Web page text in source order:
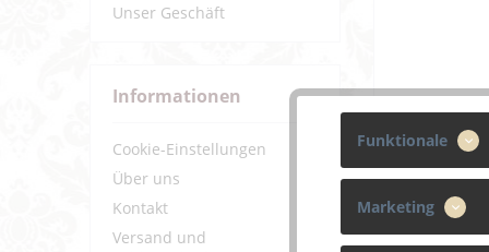
Unser Geschäft
Informationen
Cookie-Einstellungen
Über uns
Kontakt
Versand und
Funktionale
Marketing